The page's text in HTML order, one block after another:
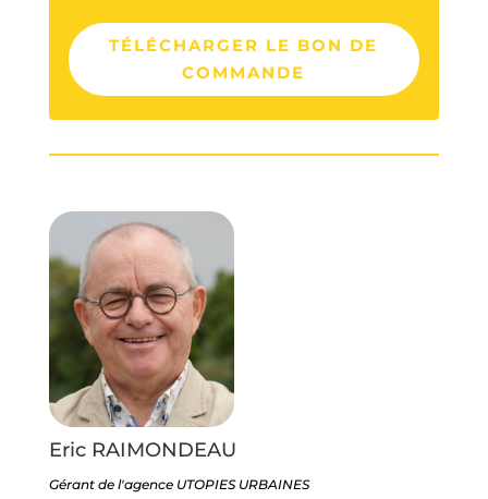
TÉLÉCHARGER LE BON DE
COMMANDE
Eric RAIMONDEAU
Gérant de l'agence UTOPIES URBAINES